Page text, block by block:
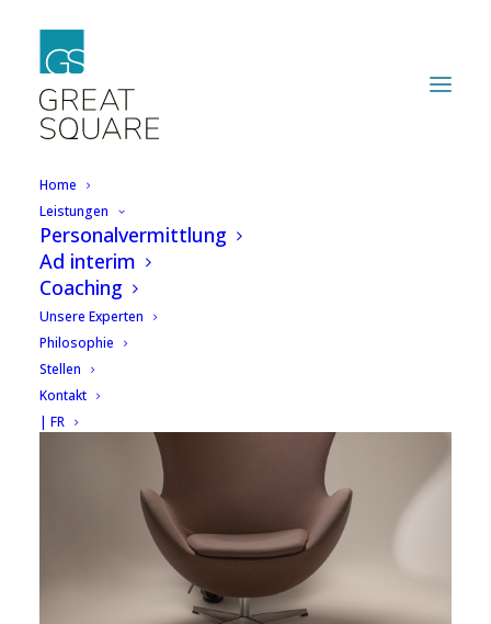
Home
Leistungen
Personalvermittlung
Ad interim
Coaching
Unsere Experten
Philosophie
Stellen
Kontakt
| FR